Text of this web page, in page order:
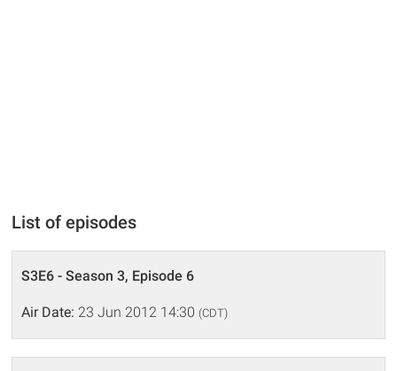
List of episodes
S3E6 - Season 3, Episode 6
Air Date: 23 Jun 2012 14:30 (CDT)